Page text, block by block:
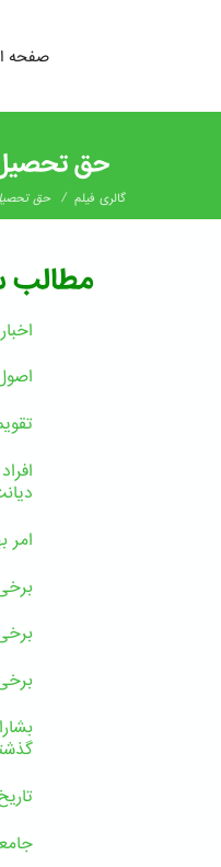
رفتن
صفحه
حق
گالری فیلم / حق
مطالب
امر